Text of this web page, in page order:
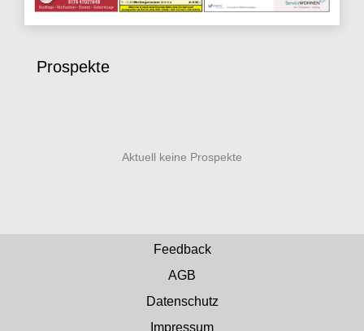
Prospekte
Feedback
AGB
Datenschutz
Impressum